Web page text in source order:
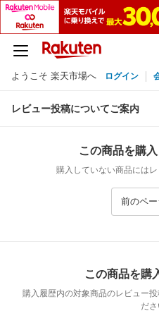
ようこそ 楽天市場へ ログイン
レビュー投稿についてご案内
この商品を購
購入していない商品にはレ
前のペ
この商品を購
購入履歴内の対象商品のレビュー
ださ